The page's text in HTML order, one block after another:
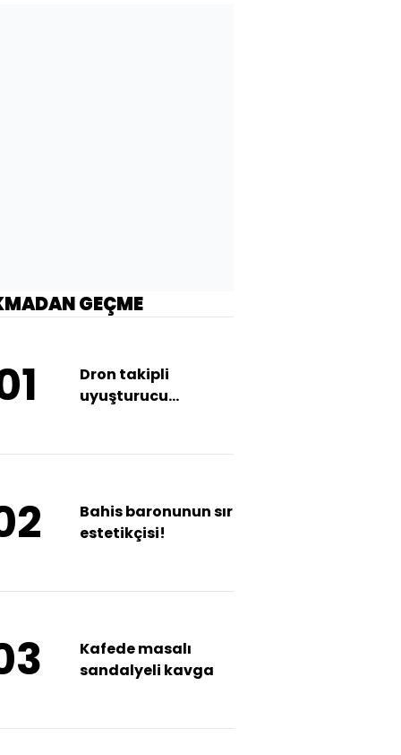
GEÇME
Dron takipli
uyuşturucu
Bahis baronunun sır
estetikçisi!
Kafede masalı
sandalyeli kavga